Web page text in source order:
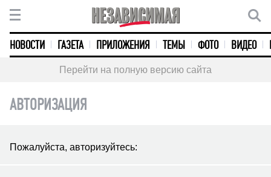
НОВОСТИ ГАЗЕТА ПРИЛОЖЕНИЯ ТЕМЫ ФОТО ВИДЕО
Перейти на полную версию сайта
АВТОРИЗАЦИЯ
Пожалуйста, авторизуйтесь: